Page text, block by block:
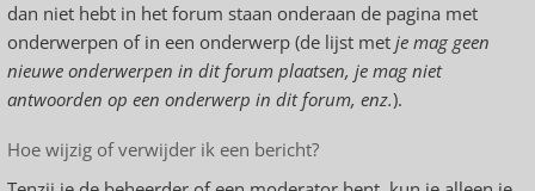
dan niet hebt in het forum staan onderaan de pagina met
onderwerpen of in een onderwerp (de lijst met je mag geen
nieuwe onderwerpen in dit forum plaatsen, je mag niet
antwoorden op een onderwerp in dit forum, enz.).
Hoe wijzig of verwijder ik een bericht?